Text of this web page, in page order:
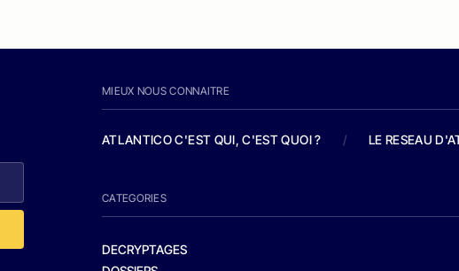
MIEUX NOUS CONNAITRE
ATLANTICO C'EST QUI, C'EST QUOI ? / LE RESEAU
CATEGORIES
DECRYPTAGES